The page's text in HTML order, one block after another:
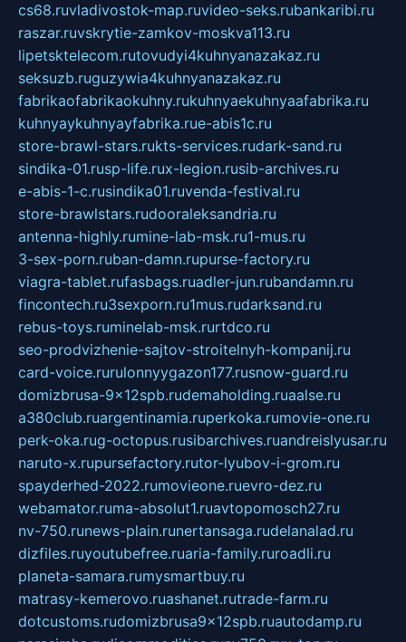
cs68.ruvladivostok-map.ruvideo-seks.rubankaribi.ru
raszar.ruvskrytie-zamkov-moskva113.ru
lipetsktelecom.rutovudyi4kuhnyanazakaz.ru
seksuzb.ruguzywia4kuhnyanazakaz.ru
fabrikaofabrikaokuhny.rukuhnyaekuhnyaafabrika.ru
kuhnyaykuhnyayfabrika.rue-abis1c.ru
store-brawl-stars.rukts-services.rudark-sand.ru
sindika-01.rusp-life.rux-legion.rusib-archives.ru
e-abis-1-c.rusindika01.ruvenda-festival.ru
store-brawlstars.rudooraleksandria.ru
antenna-highly.rumine-lab-msk.ru1-mus.ru
3-sex-porn.ruban-damn.rupurse-factory.ru
viagra-tablet.rufasbags.ruadler-jun.rubandamn.ru
fincontech.ru3sexporn.ru1mus.rudarksand.ru
rebus-toys.ruminelab-msk.rurtdco.ru
seo-prodvizhenie-sajtov-stroitelnyh-kompanij.ru
card-voice.rurulonnyygazon177.rusnow-guard.ru
domizbrusa-9x12spb.rudemaholding.ruaalse.ru
a380club.ruargentinamia.ruperkoka.rumovie-one.ru
perk-oka.rug-octopus.rusibarchives.ruandreislyusar.ru
naruto-x.rupursefactory.rutor-lyubov-i-grom.ru
spayderhed-2022.rumovieone.ruevro-dez.ru
webamator.ruma-absolut1.ruavtopomosch27.ru
nv-750.runews-plain.runertansaga.rudelanalad.ru
dizfiles.ruyoutubefree.ruaria-family.ruroadli.ru
planeta-samara.rumysmartbuy.ru
matrasy-kemerovo.ruashanet.rutrade-farm.ru
dotcustoms.rudomizbrusa9x12spb.ruautodamp.ru